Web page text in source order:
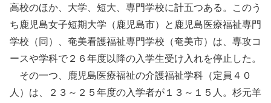
高校のほか、大学、短大、専門学校に計五つある。このう
ち鹿児島女子短期大学（鹿児島市）と鹿児島医療福祉専門
学校（同）、奄美看護福祉専門学校（奄美市）は、専攻コ
ースや学科で２６年度以降の入学生受け入れを停止した。
その一つ、鹿児島医療福祉の介護福祉学科（定員４０
人）は、２３～２５年度の入学者が１３～１５人。杉元羊